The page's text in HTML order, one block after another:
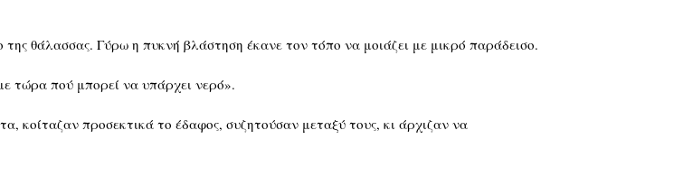
θάλασσας. Γύρω η πυκνή βλάστηση έκανε τον τόπο να μοιάζει με μικρό παράδεισο.
τώρα πού μπορεί να υπάρχει νερό».
κοίταζαν προσεκτικά το έδαφος, συζητούσαν μεταξύ τους, κι άρχιζαν να